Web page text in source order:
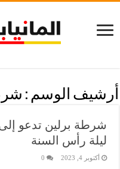
أرشيف الوسم :
شرطة برلين تدعو إلى
ليلة رأس السنة
أكتوبر 4, 2023 0